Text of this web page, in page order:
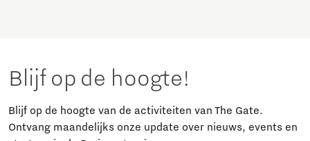
Blijf op de hoogte!
Blijf op de hoogte van de activiteiten van The Gate.
Ontvang maandelijks onze update over nieuws, events en